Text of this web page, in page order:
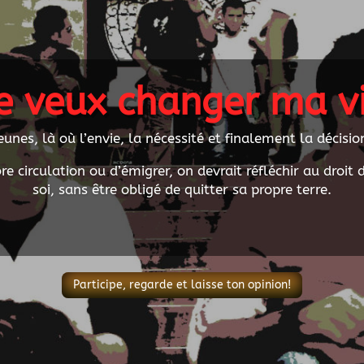
veux changer ma
là où l’envie, la nécessité et finalement la
circulation ou d’émigrer, on devrait réfléchir au droit
soi, sans être obligé de quitter sa propre terre.
Participe, regarde et laisse ton opinion!